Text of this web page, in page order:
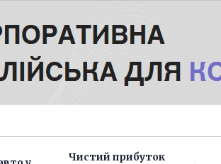
Чистий прибуток